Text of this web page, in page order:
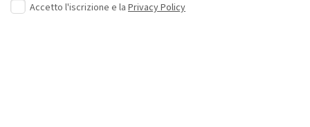
Accetto l'iscrizione e la Privacy Policy